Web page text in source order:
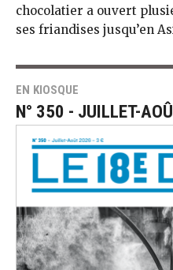
chocolatier a ouvert
ses friandises jusqu’en
EN KIOSQUE
N° 350 - JUILLET-